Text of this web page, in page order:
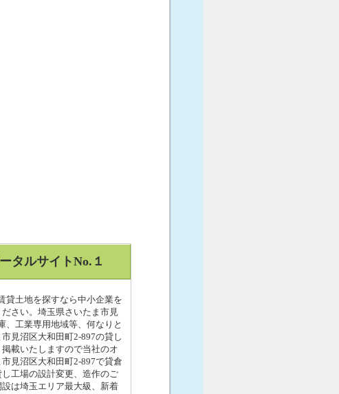
タルサイトNo.１
貸土地を探すなら中小企業を
さい。埼玉県さいたま市見
、工業専用地域等、何なりと
見沼区大和田町2-897の貸し
載いたしますので当社のオ
見沼区大和田町2-897で貸倉
工場の設計変更、造作のご
は埼玉エリア最大級、新着